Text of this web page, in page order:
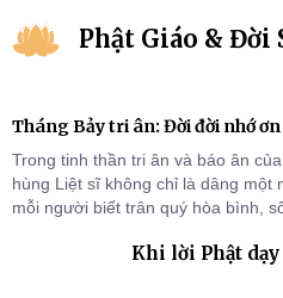
Phật Giáo & Đời
Tháng Bảy tri ân: Đời đời nhớ
Trong tinh thần tri ân và báo ân
hùng Liệt sĩ không chỉ là dâng một
mỗi người biết trân quý hòa bình,
Khi lời Phật